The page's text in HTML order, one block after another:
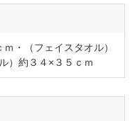
・（フェイスタオル）
）約３４×３５ｃｍ